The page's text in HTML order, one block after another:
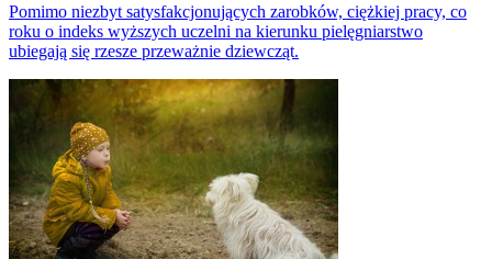
Pomimo niezbyt satysfakcjonujących zarobków, ciężkiej pracy, co
roku o indeks wyższych uczelni na kierunku pielęgniarstwo
ubiegają się rzesze przeważnie dziewcząt.